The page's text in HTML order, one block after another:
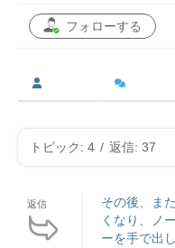
フォローする
トピック: 4 / 返信: 37
返信
その後、ま
くなり、ノ
ーを手で出